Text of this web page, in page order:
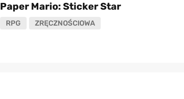
Paper Mario: Sticker Star
RPG ZRĘCZNOŚCIOWA